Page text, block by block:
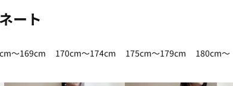
ート
～169cm 170cm～174cm 175cm～179cm 180cm～